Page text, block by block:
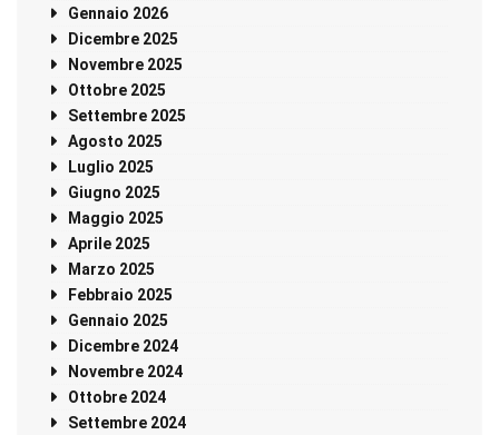
Gennaio 2026
Dicembre 2025
Novembre 2025
Ottobre 2025
Settembre 2025
Agosto 2025
Luglio 2025
Giugno 2025
Maggio 2025
Aprile 2025
Marzo 2025
Febbraio 2025
Gennaio 2025
Dicembre 2024
Novembre 2024
Ottobre 2024
Settembre 2024